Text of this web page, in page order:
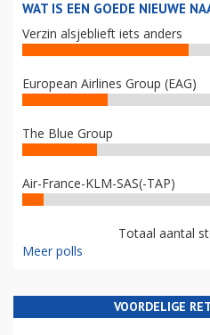
WAT IS EEN GOEDE NIEUWE
Verzin alsjeblieft iets anders
European Airlines Group (EAG)
The Blue Group
Air-France-KLM-SAS(-TAP)
Totaal aantal
Meer polls
VOORDELIGE